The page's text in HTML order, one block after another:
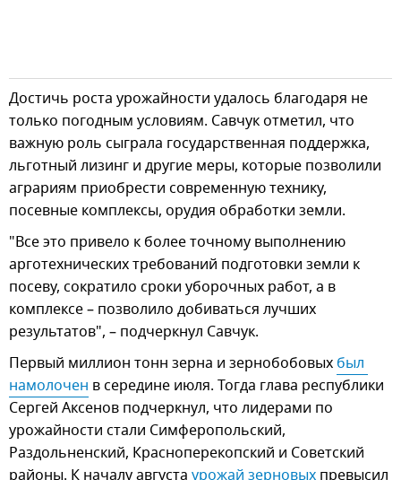
Достичь роста урожайности удалось благодаря не
только погодным условиям. Савчук отметил, что
важную роль сыграла государственная поддержка,
льготный лизинг и другие меры, которые позволили
аграриям приобрести современную технику,
посевные комплексы, орудия обработки земли.
"Все это привело к более точному выполнению
арготехнических требований подготовки земли к
посеву, сократило сроки уборочных работ, а в
комплексе – позволило добиваться лучших
результатов", – подчеркнул Савчук.
Первый миллион тонн зерна и зернобобовых был
намолочен в середине июля. Тогда глава республики
Сергей Аксенов подчеркнул, что лидерами по
урожайности стали Симферопольский,
Раздольненский, Красноперекопский и Советский
районы. К началу августа урожай зерновых превысил